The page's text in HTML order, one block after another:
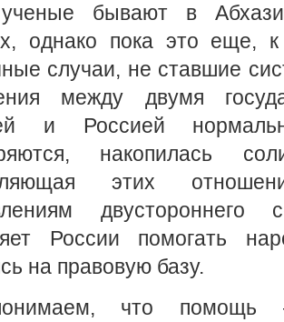
бывают в
однако пока это еще,
случаи, не ставшие
между двумя
и Россией
накопилась
этих
двустороннего
России помогать
на правовую базу.
что помощь